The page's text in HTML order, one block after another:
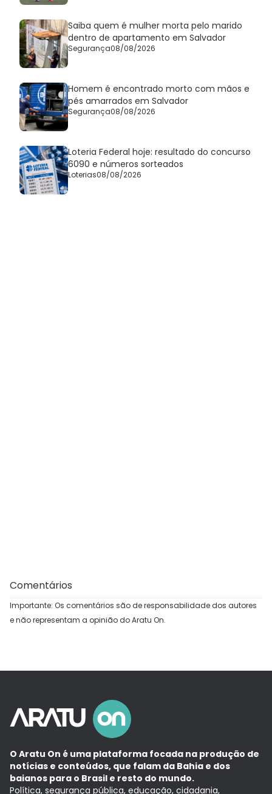
Saiba quem é mulher morta pelo marido
dentro de apartamento em Salvador
Segurança08/08/2026
Homem é encontrado morto com mãos e
pés amarrados em Salvador
Segurança08/08/2026
Loteria Federal hoje: resultado do concurso
6090 e números sorteados
Loterias08/08/2026
Comentários
Importante: Os comentários são de responsabilidade dos autores
e não representam a opinião do Aratu On.
O Aratu On é uma plataforma focada na produção de
notícias e conteúdos, que falam da Bahia e dos
baianos para o Brasil e resto do mundo.
Política, segurança pública, educação, cidadania,